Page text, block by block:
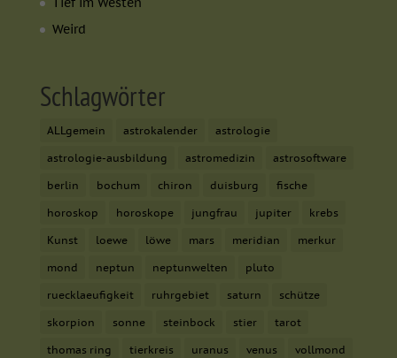
Weird
Schlagwörter
ALLgemein astrokalender astrologie
astrologie-ausbildung astromedizin astrosoftware
berlin bochum chiron duisburg fische
horoskop horoskope jungfrau jupiter krebs
Kunst loewe löwe mars meridian merkur
mond neptun neptunwelten pluto
ruecklaeufigkeit ruhrgebiet saturn schütze
skorpion sonne steinbock stier tarot
thomas ring tierkreis uranus venus vollmond